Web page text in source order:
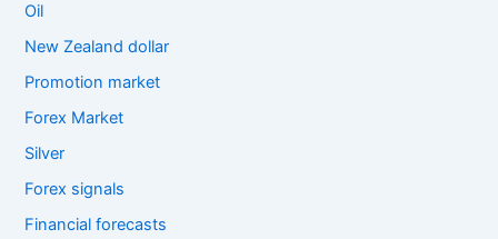
Oil
New Zealand dollar
Promotion market
Forex Market
Silver
Forex signals
Financial forecasts